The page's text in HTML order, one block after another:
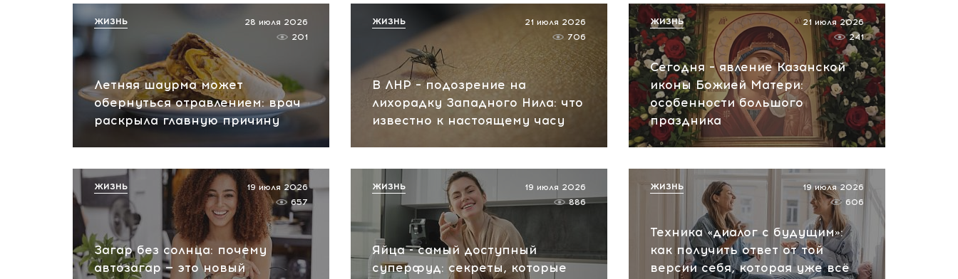
Летняя шаурма может
обернуться отравлением: врач
раскрыла главную причину
28 июля 2026
201
ЖИЗНЬ
В ЛНР – подозрение на
лихорадку Западного Нила: что
известно к настоящему часу
21 июля 2026
706
ЖИЗНЬ
Сегодня – явление Казанской
иконы Божией Матери:
особенности большого
праздника
21 июля 2026
241
ЖИЗНЬ
Загар без солнца: почему
автозагар — это новый
19 июля 2026
657
ЖИЗНЬ
Яйца - самый доступный
суперфуд: секреты, которые
19 июля 2026
886
ЖИЗНЬ
Техника «диалог с будущим»:
как получить ответ от той
версии себя, которая уже всё
19 июля 2026
606
ЖИЗНЬ